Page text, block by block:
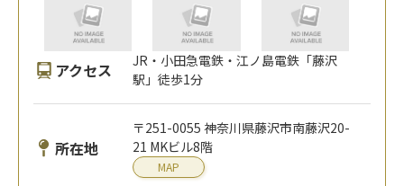
アクセス
JR・小田急電鉄・江ノ島電鉄「藤沢
駅」徒歩1分
所在地
〒251-0055 神奈川県藤沢市南藤沢20-
21 MKビル8階
MAP